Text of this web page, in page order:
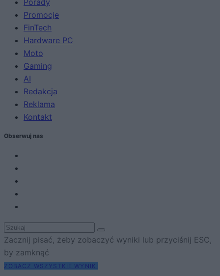
Porady
Promocje
FinTech
Hardware PC
Moto
Gaming
AI
Redakcja
Reklama
Kontakt
Obserwuj nas
Zacznij pisać, żeby zobaczyć wyniki lub przyciśnij ESC,
by zamknąć
ZOBACZ WSZYSTKIE WYNIKI